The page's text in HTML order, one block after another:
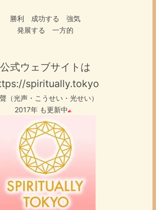
勝利 成功する 強気
発展する 一方的
公式ウェブサイトは
spiritually.tokyo
（光声・こうせい・光せい）
2017年 も更新中